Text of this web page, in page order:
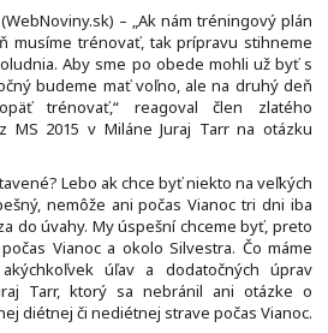
(WebNoviny.sk) – „Ak nám tréningový plán
musíme trénovať, tak prípravu stihneme
Aby sme po obede mohli už byť s
budeme mať voľno, ale na druhý deň
trénovať,“ reagoval člen zlatého
MS 2015 v Miláne Juraj Tarr na otázku
Lebo ak chce byť niekto na veľkých
nemôže ani počas Vianoc tri dni iba
do úvahy. My úspešní chceme byť, preto
Vianoc a okolo Silvestra. Čo máme
úľav a dodatočných úprav
Tarr, ktorý sa nebránil ani otázke o
diétnej či nediétnej strave počas Vianoc.